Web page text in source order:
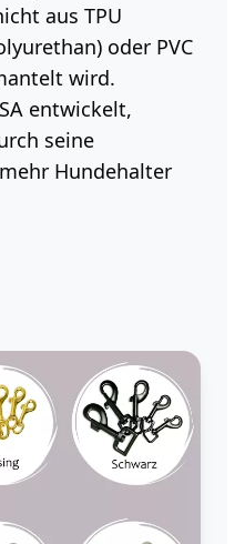
aus TPU
oder PVC
wird.
entwickelt,
seine
Hundehalter